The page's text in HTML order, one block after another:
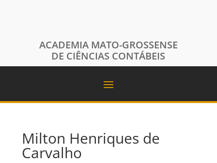
ACADEMIA MATO-GROSSENSE
DE CIÊNCIAS CONTÁBEIS
Milton Henriques de
Carvalho